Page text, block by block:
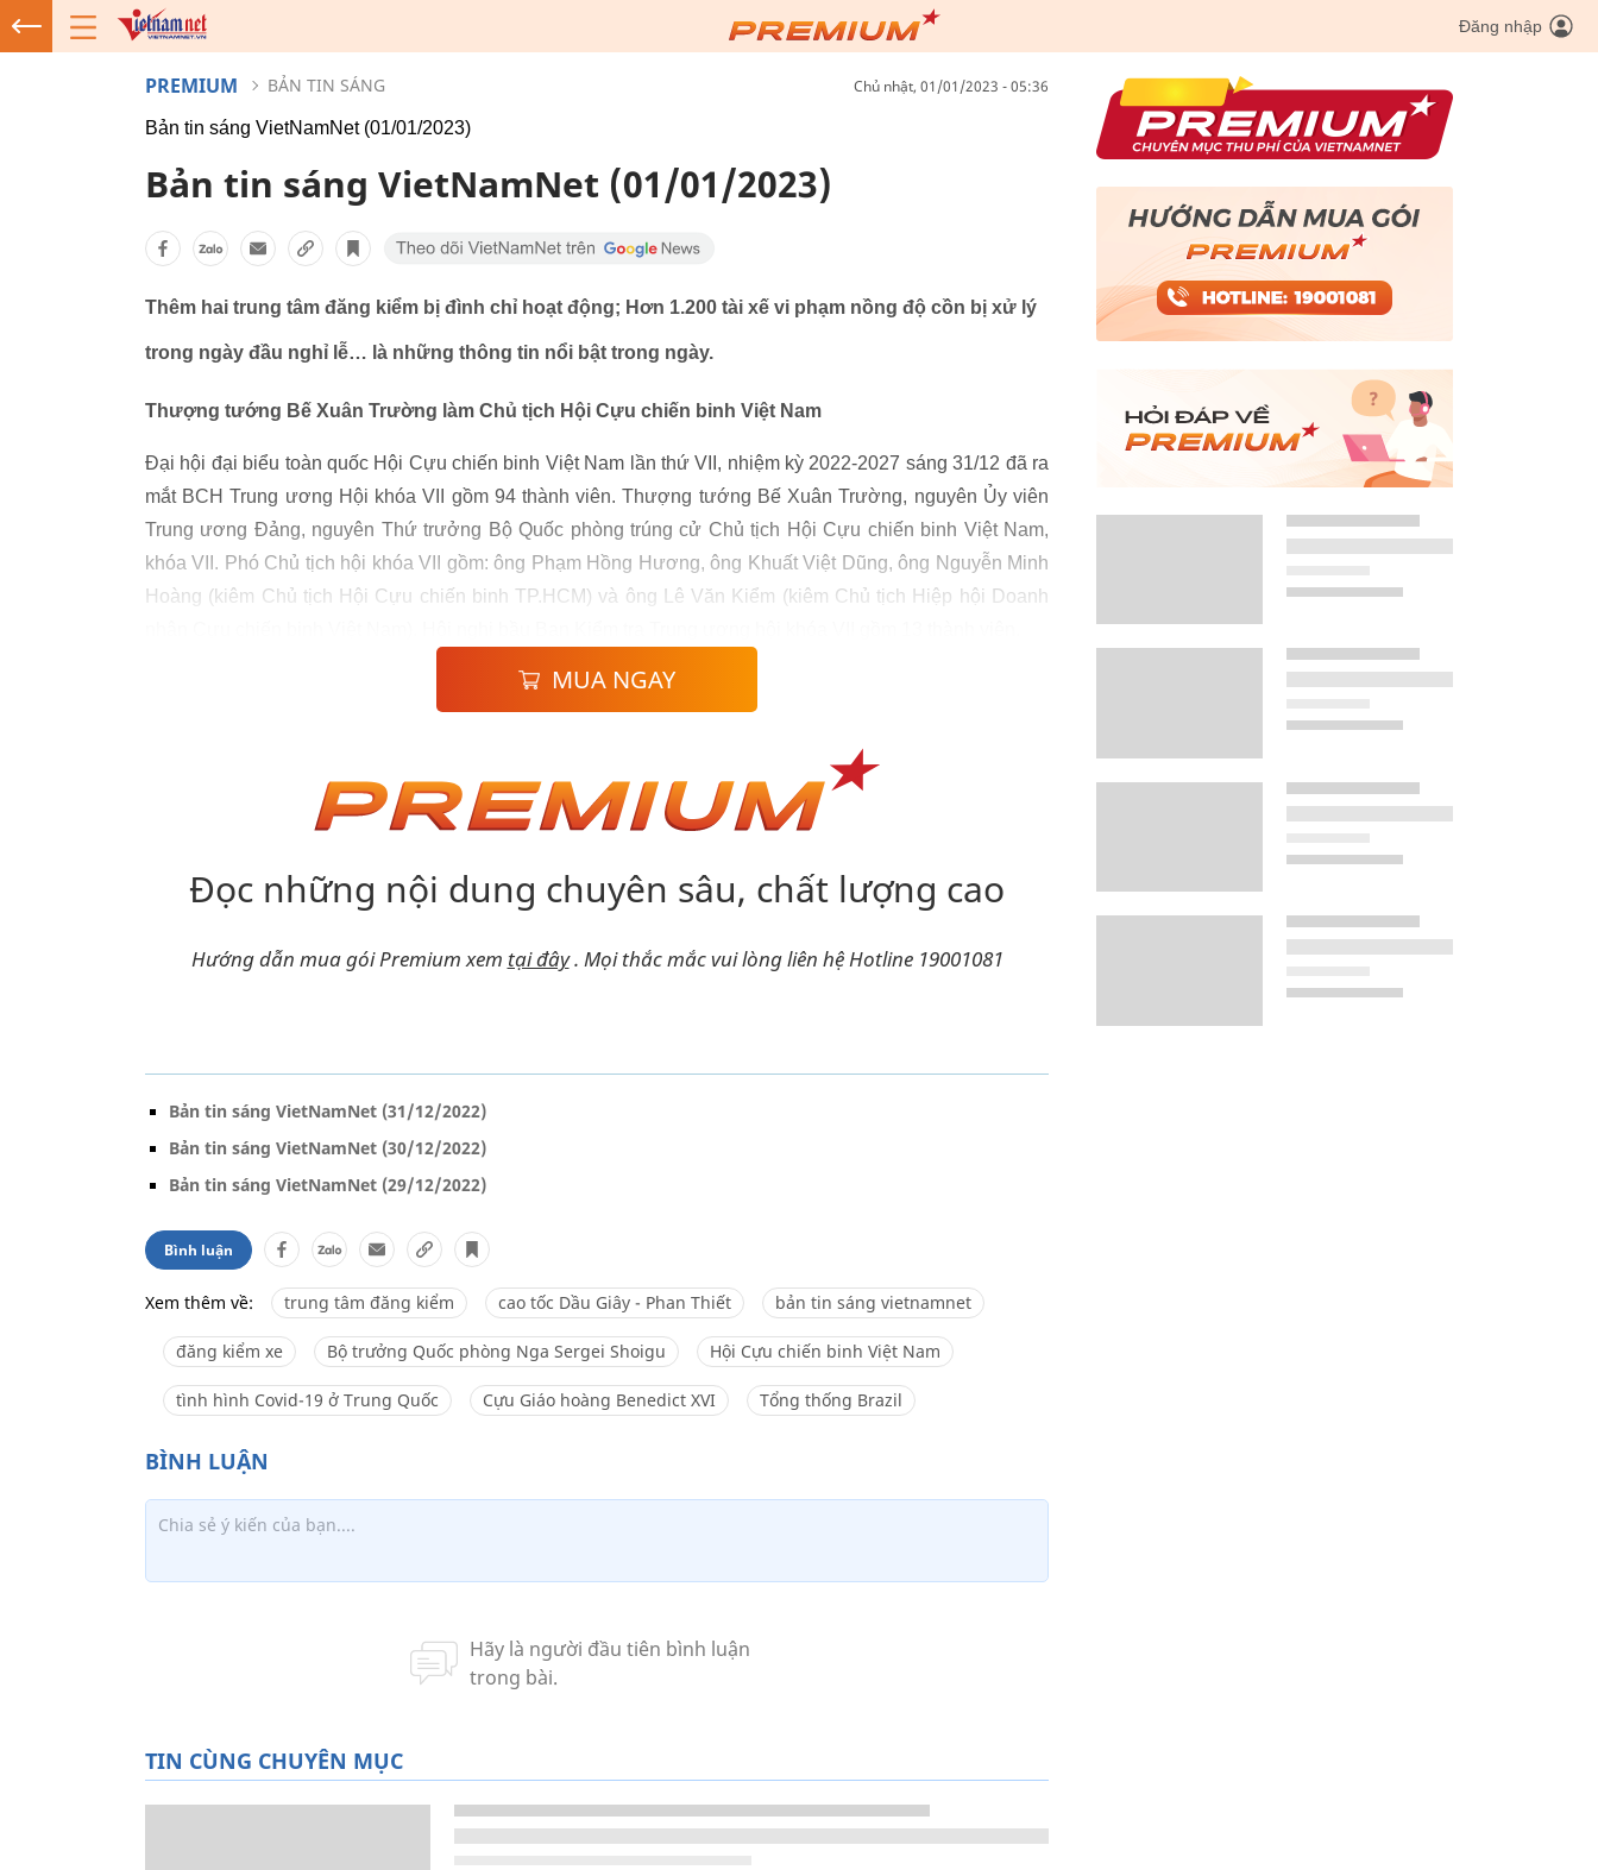
Đăng nhập
PREMIUM BẢN TIN SÁNG chủ nhật, 01/01/2023 - 05:36
Bản tin sáng VietNamNet (01/01/2023)
Bản tin sáng VietNamNet (01/01/2023)
Thêm hai trung tâm đăng kiểm bị đình chỉ hoạt động; Hơn 1.200 tài xế vi phạm nồng độ cồn bị xử lý
trong ngày đầu nghỉ lễ… là những thông tin nổi bật trong ngày.
Thượng tướng Bế Xuân Trường làm Chủ tịch Hội Cựu chiến binh Việt Nam
Đại hội đại biểu toàn quốc Hội Cựu chiến binh Việt Nam lần thứ VII, nhiệm kỳ 2022-2027 sáng 31/12 đã ra
mắt BCH Trung ương Hội khóa VII gồm 94 thành viên. Thượng tướng Bế Xuân Trường, nguyên Ủy viên
Trung ương Đảng, nguyên Thứ trưởng Bộ Quốc phòng trúng cử Chủ tịch Hội Cựu chiến binh Việt Nam,
khóa VII. Phó Chủ tịch hội khóa VII gồm: ông Phạm Hồng Hương, ông Khuất Việt Dũng, ông Nguyễn Minh
Hoàng (kiêm Chủ tịch Hội Cựu chiến binh TP.HCM) và ông Lê Văn Kiểm (kiêm Chủ tịch Hiệp hội Doanh
MUA NGAY
Đọc những nội dung chuyên sâu, chất lượng cao
Hướng dẫn mua gói Premium xem tại đây. Mọi thắc mắc vui lòng liên hệ Hotline 19001081
Bản tin sáng VietNamNet (31/12/2022)
Bản tin sáng VietNamNet (30/12/2022)
Bản tin sáng VietNamNet (29/12/2022)
Bình luận
Xem thêm về: trung tâm đăng kiểm cao tốc Dầu Giây - Phan Thiết bản tin sáng vietnamnet
đăng kiểm xe Bộ trưởng Quốc phòng Nga Sergei Shoigu Hội Cựu chiến binh Việt Nam
tình hình Covid-19 ở Trung Quốc Cựu Giáo hoàng Benedict XVI Tổng thống Brazil
TIN CÙNG CHUYÊN MỤC